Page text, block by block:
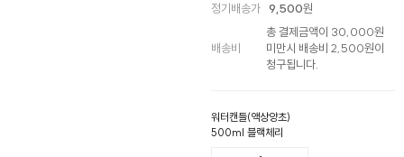
정기배송가 9,500원
배송비
총 결제금액이 30,000원
미만시 배송비 2,500원이
청구됩니다.
워터캔들(액상양초)
500ml 블랙체리